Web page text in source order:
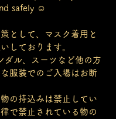
safely ☺︎
として、マスク着用と
しております。
ダル、スーツなど他の方
服装でのご入場はお断
の持込みは禁止してい
で禁止されている物の